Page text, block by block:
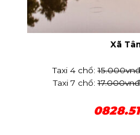
Xã
Taxi 4 chổ:15.000vnđ
Taxi 7 chổ:17.000vnđ